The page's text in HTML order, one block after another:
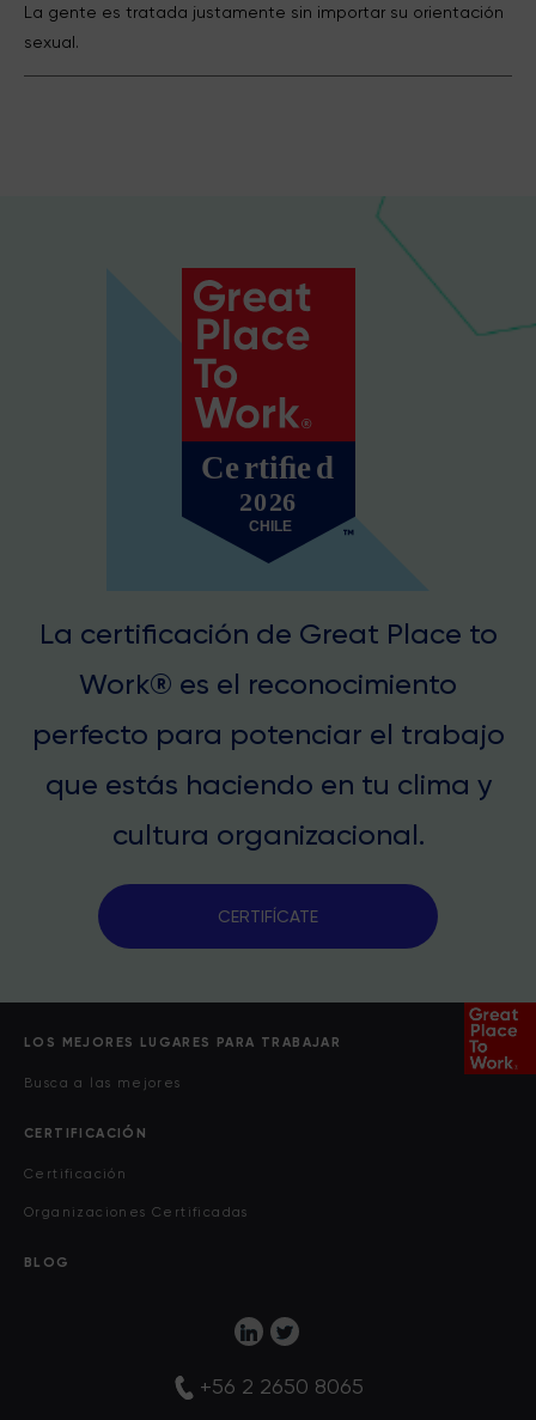
La gente es tratada justamente sin importar su orientación
sexual.
La certificación de Great Place to
Work® es el reconocimiento
perfecto para potenciar el trabajo
que estás haciendo en tu clima y
cultura organizacional.
CERTIFÍCATE
LOS MEJORES LUGARES PARA TRABAJAR
Busca a las mejores
CERTIFICACIÓN
Certificación
Organizaciones Certificadas
BLOG
+56 2 2650 8065